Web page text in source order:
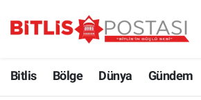
Bitlis Bölge Dünya Gündem